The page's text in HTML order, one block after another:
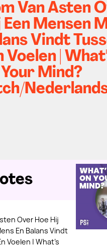
Van Asten
Een Mensen
Vindt
Voelen |
Your Mind?
Over Hoe Hij
En Balans Vindt
Voelen | What's